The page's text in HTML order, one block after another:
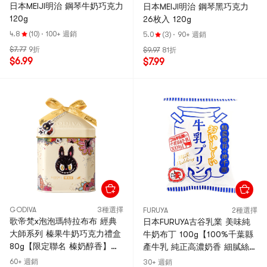
日本MEIJI明治 鋼琴牛奶巧克力
120g
4.8 (10) · 100+ 週銷
$7.77 9折
$6.99
日本MEIJI明治 鋼琴黑巧克力
26枚入 120g
5.0 (3) · 90+ 週銷
$9.97 81折
$7.99
GODIVA 3種選擇
歌帝梵x泡泡瑪特拉布布 經典
大師系列 榛果牛奶巧克力禮盒
80g【限定聯名 榛奶醇香】
【送禮必備】
60+ 週銷
FURUYA 2種選擇
日本FURUYA古谷乳業 美味純
牛奶布丁 100g【100%千葉縣
產牛乳 純正高濃奶香 細膩絲滑
】【酪農發祥之地名產 】
30+ 週銷